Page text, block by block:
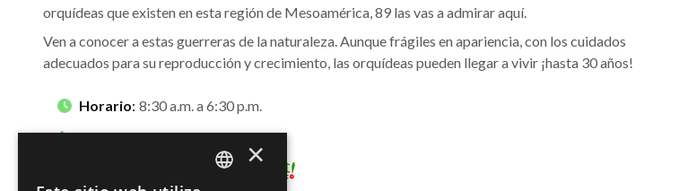
orquídeas que existen en esta región de Mesoamérica, 89 las vas a admirar aquí.
Ven a conocer a estas guerreras de la naturaleza. Aunque frágiles en apariencia, con los cuidados
adecuados para su reproducción y crecimiento, las orquídeas pueden llegar a vivir ¡hasta 30 años!
Horario: 8:30 a.m. a 6:30 p.m.
Edades: para toda la familia.
encuéntrala en ×